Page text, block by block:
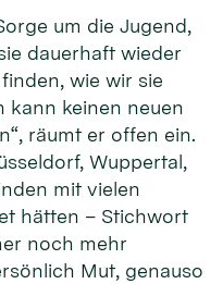
um die Jugend,
dauerhaft wieder
wie wir sie
kann keinen neuen
räumt er offen ein.
Wuppertal,
mit vielen
hätten – Stichwort
noch mehr
Mut, genauso